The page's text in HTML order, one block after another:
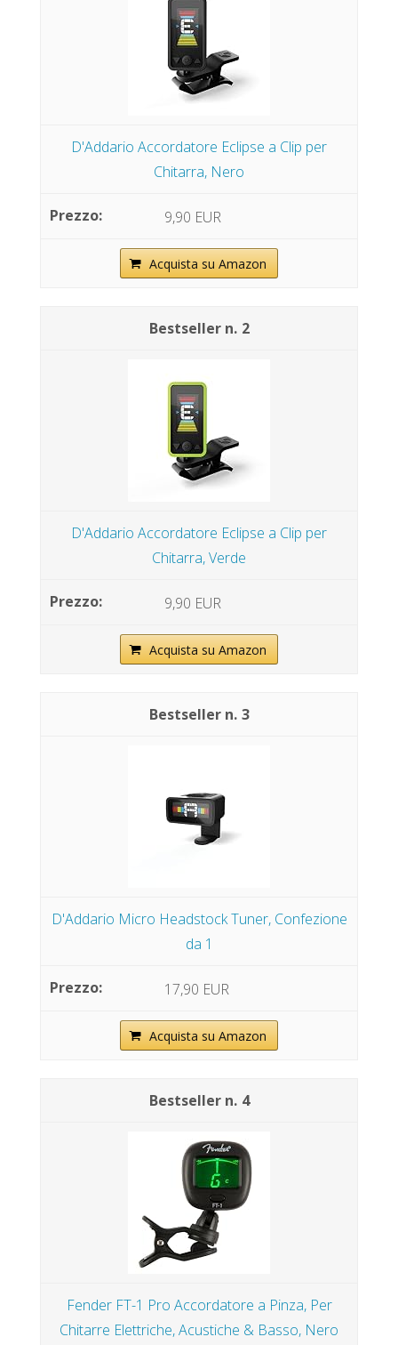
D'Addario Accordatore Eclipse a Clip per
Chitarra, Nero
9,90 EUR
Acquista su Amazon
2
D'Addario Accordatore Eclipse a Clip per
Chitarra, Verde
9,90 EUR
Acquista su Amazon
3
D'Addario Micro Headstock Tuner, Confezione
da 1
17,90 EUR
Acquista su Amazon
4
Fender FT-1 Pro Accordatore a Pinza, Per
Chitarre Elettriche, Acustiche & Basso, Nero